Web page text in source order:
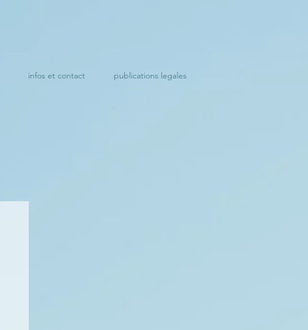
infos et contact publications legales